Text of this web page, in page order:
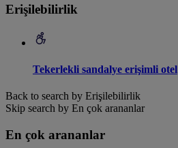
Erişilebilirlik
Tekerlekli sandalye erişimli otel
Back to search by Erişilebilirlik
Skip search by En çok arananlar
En çok arananlar